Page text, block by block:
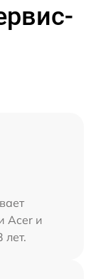
Acer и
лет.